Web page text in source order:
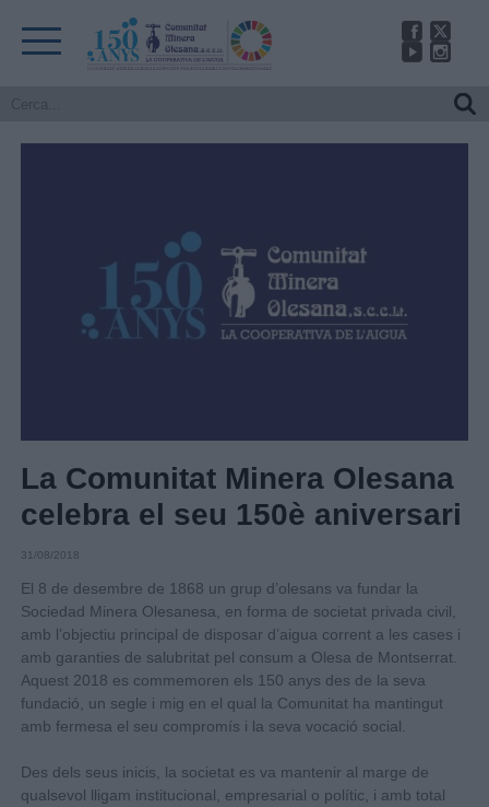
La Comunitat Minera Olesana
celebra el seu 150è aniversari
31/08/2018
El 8 de desembre de 1868 un grup d’olesans va fundar la
Sociedad Minera Olesanesa, en forma de societat privada civil,
amb l’objectiu principal de disposar d’aigua corrent a les cases i
amb garanties de salubritat pel consum a Olesa de Montserrat.
Aquest 2018 es commemoren els 150 anys des de la seva
fundació, un segle i mig en el qual la Comunitat ha mantingut
amb fermesa el seu compromís i la seva vocació social.
Des dels seus inicis, la societat es va mantenir al marge de
qualsevol lligam institucional, empresarial o polític, i amb total